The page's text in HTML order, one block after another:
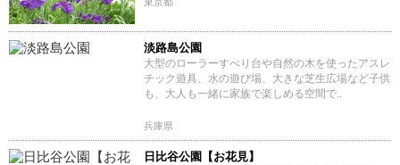
淡路島公園
大型のローラーすべり台や自然の木を使ったアスレ
チック遊具、水の遊び場、大きな芝生広場など子供
も、大人も一緒に家族で楽しめる空間で..
兵庫県
日比谷公園【お花見】